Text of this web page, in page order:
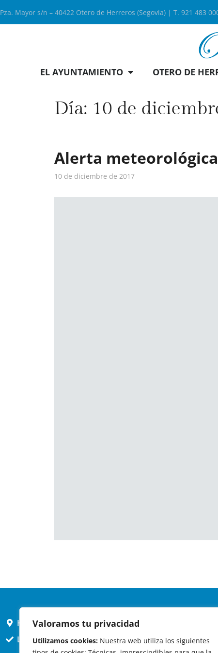
Valoramos tu privacidad
Utilizamos cookies: Nuestra web utiliza los siguientes
Pza. Mayor s/n – 40422 Otero de Herreros (Segovia) | T. 921 483
EL AYUNTAMIENTO OTERO DE
Día: 10 de
Alerta meteorológica
10 de diciembre de 2017
HORARIO AYUNTAMIENTO
L,X,J,V 9 a 14h